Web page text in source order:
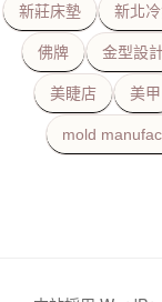
新莊床墊 新北
佛牌 金型設
美睫店 美甲
mold